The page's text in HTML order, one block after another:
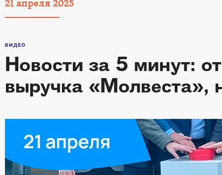
21апреля 2025
ВИДЕО
Новости за 5 минут:
выручка «Молвеста»,